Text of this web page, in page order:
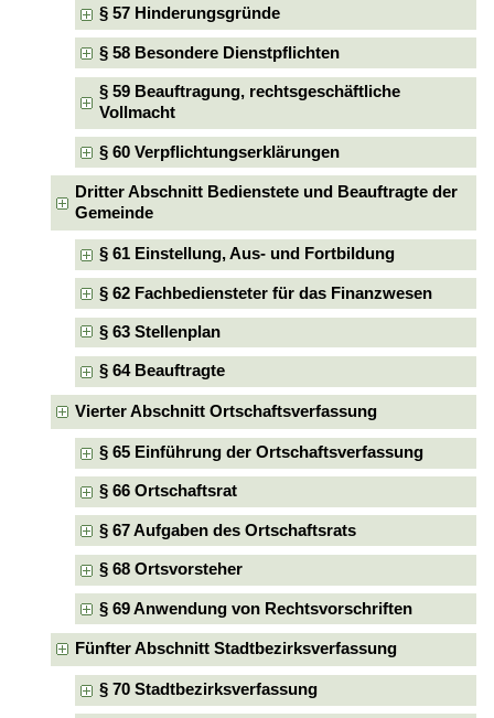
§ 57 Hinderungsgründe
§ 58 Besondere Dienstpflichten
§ 59 Beauftragung, rechtsgeschäftliche
Vollmacht
§ 60 Verpflichtungserklärungen
Dritter Abschnitt Bedienstete und Beauftragte der
Gemeinde
§ 61 Einstellung, Aus- und Fortbildung
§ 62 Fachbediensteter für das Finanzwesen
§ 63 Stellenplan
§ 64 Beauftragte
Vierter Abschnitt Ortschaftsverfassung
§ 65 Einführung der Ortschaftsverfassung
§ 66 Ortschaftsrat
§ 67 Aufgaben des Ortschaftsrats
§ 68 Ortsvorsteher
§ 69 Anwendung von Rechtsvorschriften
Fünfter Abschnitt Stadtbezirksverfassung
§ 70 Stadtbezirksverfassung